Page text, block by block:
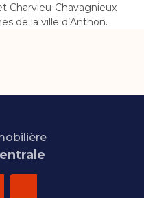
Charvieu-Chavagnieux
de la ville d’Anthon.